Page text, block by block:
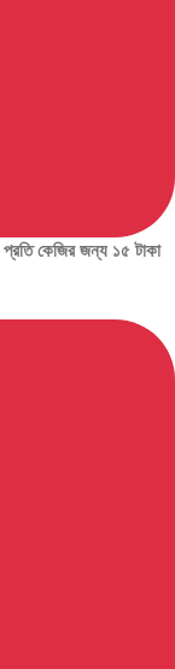
প্রতি কেজির জন্য ১৫ টাকা